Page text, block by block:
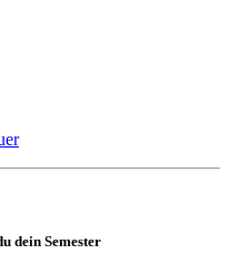
dein Semester